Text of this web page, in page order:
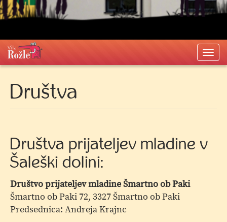
Društva
Društva prijateljev mladine v
Šaleški dolini:
Društvo prijateljev mladine Šmartno ob Paki
Šmartno ob Paki 72, 3327 Šmartno ob Paki
Predsednica: Andreja Krajnc